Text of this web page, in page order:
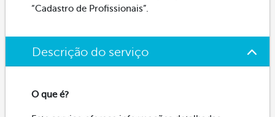
“Cadastro de Profissionais”.
Descrição do serviço
O que é?